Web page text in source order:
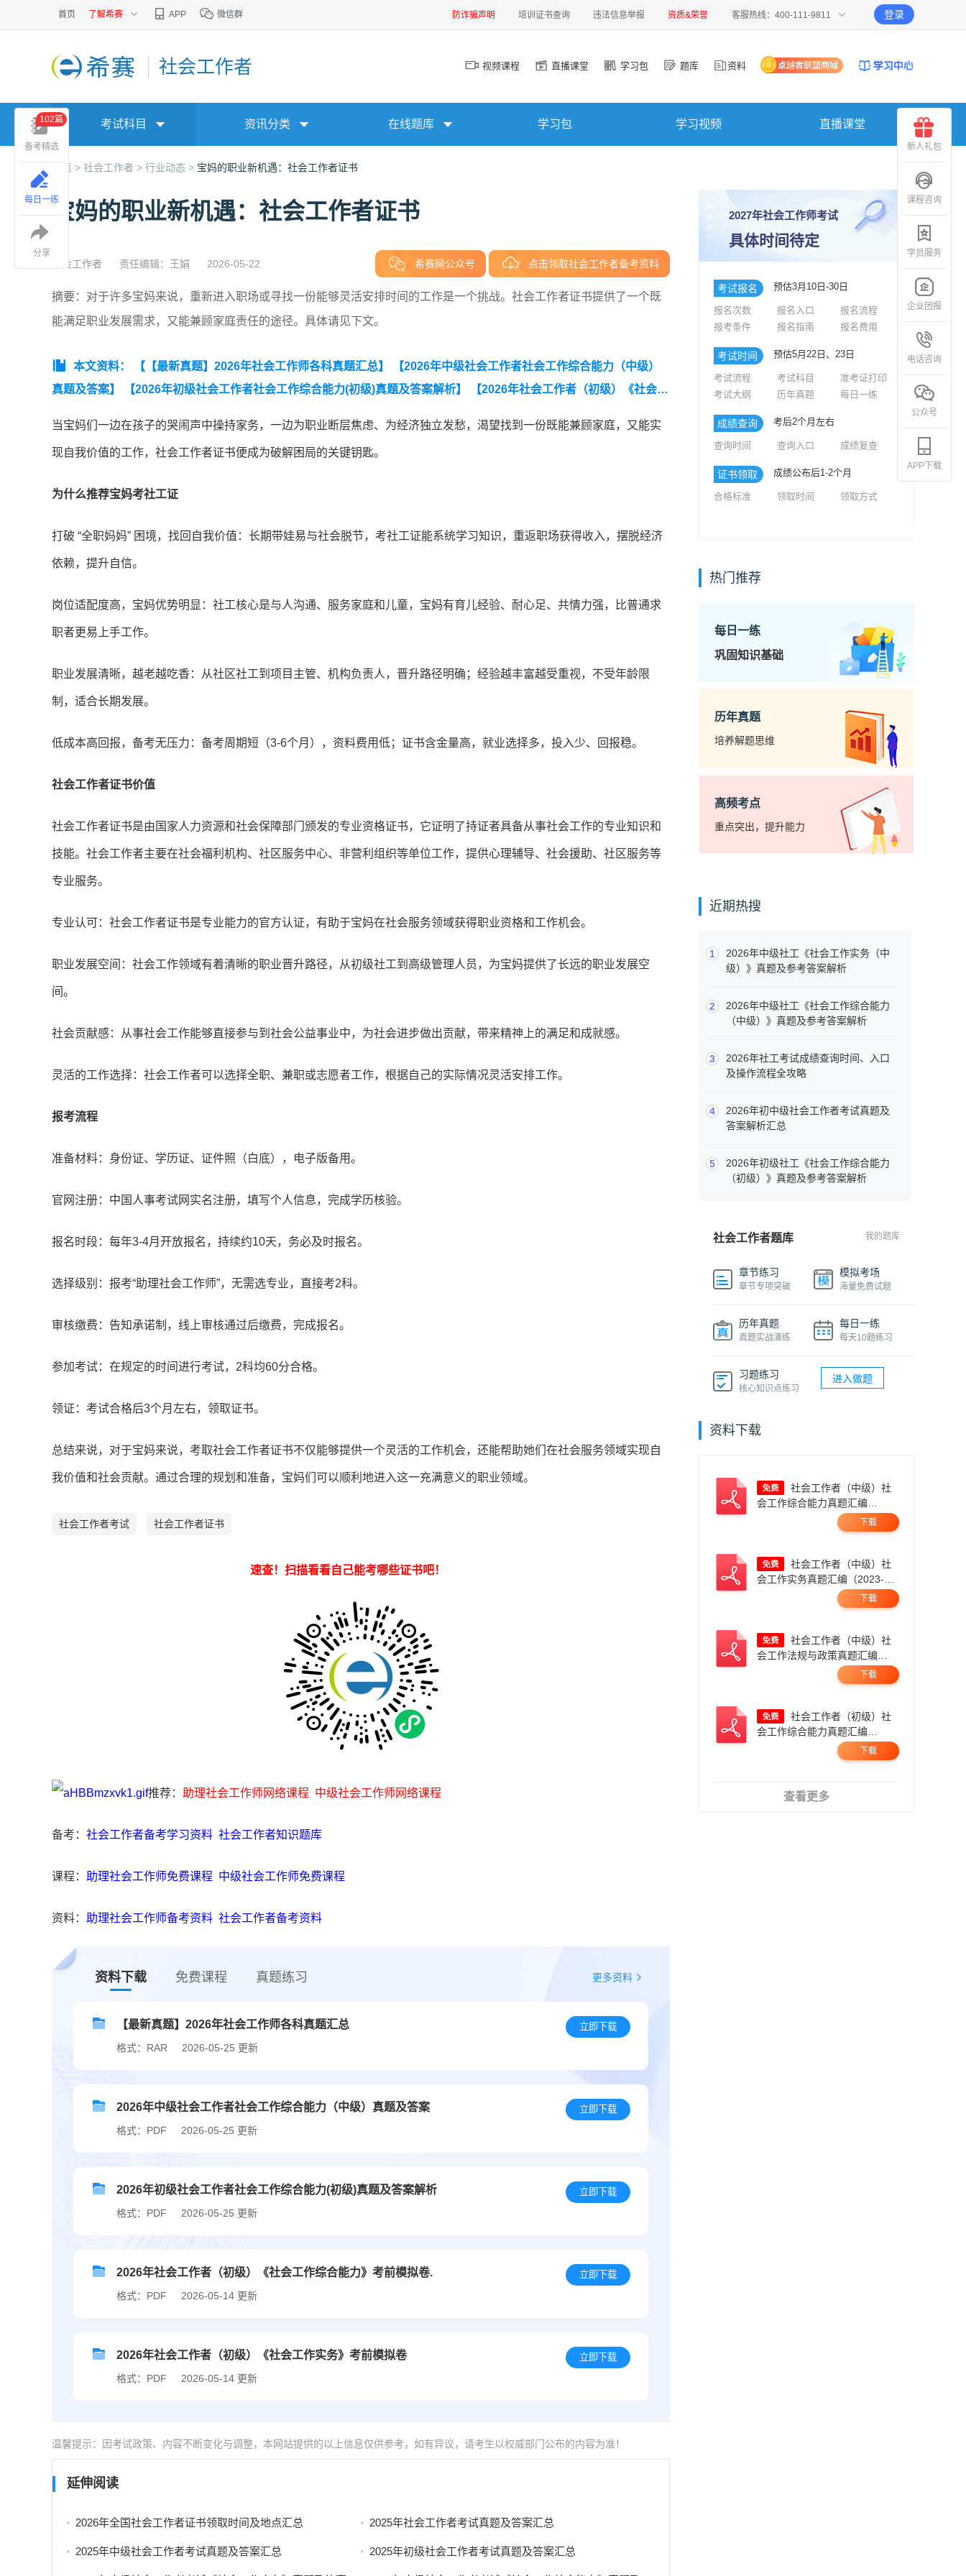
首页 了解希赛 APP 微信群 防诈骗声明 培训证书查询 违法信息举报 资质&荣誉 客服热线：400-111-9811 登录
社会工作者 视频课程 直播课堂 学习包 题库 资料
考试科目 资讯分类 在线题库 学习包 学习视频 直播课堂
首页 > 社会工作者 > 行业动态 > 宝妈的职业新机遇：社会工作者证书
宝妈的职业新机遇：社会工作者证书
社会工作者 责任编辑：王娟 2026-05-22 希赛网公众号 点击领取社会工作者备考资料
摘要：对于许多宝妈来说，重新进入职场或寻找一份能够灵活安排时间的工作是一个挑战。社会工作者证书提供了一个既
能满足职业发展需求，又能兼顾家庭责任的途径。具体请见下文。
本文资料： 【【最新真题】2026年社会工作师各科真题汇总】
【2026年中级社会工作者社会工作综合能力（中级）
真题及答案】
【2026年初级社会工作者社会工作综合能力(初级)真题及答案解析】
【2026年社会工作者（初级）《社会工
当宝妈们一边在孩子的哭闹声中操持家务，一边为职业断层焦虑、为经济独立发愁，渴望找到一份既能兼顾家庭，又能实
现自我价值的工作，社会工作者证书便成为破解困局的关键钥匙。
为什么推荐宝妈考社工证
打破 “全职妈妈” 困境，找回自我价值：长期带娃易与社会脱节，考社工证能系统学习知识，重返职场获得收入，摆脱经济
依赖，提升自信。
岗位适配度高，宝妈优势明显：社工核心是与人沟通、服务家庭和儿童，宝妈有育儿经验、耐心足、共情力强，比普通求
职者更易上手工作。
职业发展清晰，越老越吃香：从社区社工到项目主管、机构负责人，晋升路径明确；经验越丰富越受重视，不受年龄限
制，适合长期发展。
低成本高回报，备考无压力：备考周期短（3-6个月），资料费用低；证书含金量高，就业选择多，投入少、回报稳。
社会工作者证书价值
社会工作者证书是由国家人力资源和社会保障部门颁发的专业资格证书，它证明了持证者具备从事社会工作的专业知识和
技能。社会工作者主要在社会福利机构、社区服务中心、非营利组织等单位工作，提供心理辅导、社会援助、社区服务等
专业服务。
专业认可：社会工作者证书是专业能力的官方认证，有助于宝妈在社会服务领域获得职业资格和工作机会。
职业发展空间：社会工作领域有着清晰的职业晋升路径，从初级社工到高级管理人员，为宝妈提供了长远的职业发展空
间。
社会贡献感：从事社会工作能够直接参与到社会公益事业中，为社会进步做出贡献，带来精神上的满足和成就感。
灵活的工作选择：社会工作者可以选择全职、兼职或志愿者工作，根据自己的实际情况灵活安排工作。
报考流程
准备材料：身份证、学历证、证件照（白底），电子版备用。
官网注册：中国人事考试网实名注册，填写个人信息，完成学历核验。
报名时段：每年3-4月开放报名，持续约10天，务必及时报名。
选择级别：报考“助理社会工作师”，无需选专业，直接考2科。
审核缴费：告知承诺制，线上审核通过后缴费，完成报名。
参加考试：在规定的时间进行考试，2科均60分合格。
领证：考试合格后3个月左右，领取证书。
总结来说，对于宝妈来说，考取社会工作者证书不仅能够提供一个灵活的工作机会，还能帮助她们在社会服务领域实现自
我价值和社会贡献。通过合理的规划和准备，宝妈们可以顺利地进入这一充满意义的职业领域。
社会工作者考试 社会工作者证书
速查！ 扫描看看自己能考哪些证书吧！
推荐： 助理社会工作师网络课程 中级社会工作师网络课程
备考： 社会工作者备考学习资料 社会工作者知识题库
课程： 助理社会工作师免费课程 中级社会工作师免费课程
资料： 助理社会工作师备考资料 社会工作者备考资料
资料下载 免费课程 真题练习 更多资料
【最新真题】2026年社会工作师各科真题汇总
格式：RAR 2026-05-25 更新
立即下载
2026年中级社会工作者社会工作综合能力（中级）真题及答案
格式：PDF 2026-05-25 更新
立即下载
2026年初级社会工作者社会工作综合能力(初级)真题及答案解析
格式：PDF 2026-05-25 更新
立即下载
2026年社会工作者（初级）《社会工作综合能力》考前模拟卷.
格式：PDF 2026-05-14 更新
立即下载
2026年社会工作者（初级）《社会工作实务》考前模拟卷
格式：PDF 2026-05-14 更新
立即下载
温馨提示：因考试政策、内容不断变化与调整，本网站提供的以上信息仅供参考，如有异议，请考生以权威部门公布的内容为准！
延伸阅读
2026年全国社会工作者证书领取时间及地点汇总 2025年社会工作者考试真题及答案汇总
2025年中级社会工作者考试真题及答案汇总 2025年初级社会工作者考试真题及答案汇总
2027年社会工作师考试
具体时间待定
考试报名 预估3月10日-30日
报名次数 报名入口
报名流程
报考条件
报名指南 报名费用
考试时间 预估5月22日、23日
考试流程 考试科目
准考证打印
考试大纲
历年真题 每日一练
成绩查询 考后2个月左右
查询时间 查询入口 成绩复查
证书领取 成绩公布后1-2个月
合格标准 领取时间 领取方式
热门推荐
每日一练
巩固知识基础
历年真题
培养解题思维
高频考点
重点突出，提升能力
近期热搜
1
2026年中级社工《社会工作实务（中
级）》真题及参考答案解析
2
2026年中级社工《社会工作综合能力
（中级）》真题及参考答案解析
3
2026年社工考试成绩查询时间、入口
及操作流程全攻略
4
2026年初中级社会工作者考试真题及
答案解析汇总
5
2026年初级社工《社会工作综合能力
（初级）》真题及参考答案解析
社会工作者题库 我的题库
章节练习
章节专项突破
模拟考场
海量免费试题
历年真题
真题实战演练
每日一练
每天10题练习
习题练习
核心知识点练习
进入做题
资料下载
会工作综合能力真题汇编
（2023-2025年）.pdf
下载
会工作实务真题汇编（2023-
下载
会工作法规与政策真题汇编
（2023-2025）.pdf
下载
会工作综合能力真题汇编
（2023-2025）.pdf
下载
查看更多
备考精选
102篇
每日一练
分享
新人礼包
课程咨询
学员服务
企业团报
电话咨询
公众号
APP下载